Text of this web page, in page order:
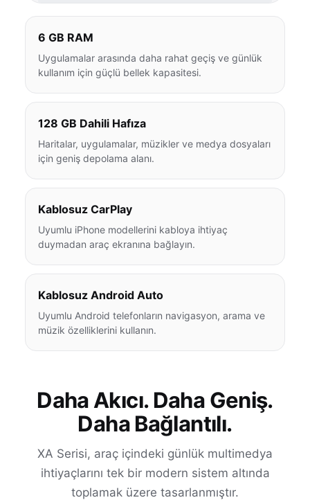
6 GB RAM
Uygulamalar arasında daha rahat geçiş ve günlük
kullanım için güçlü bellek kapasitesi.
128 GB Dahili Hafıza
Haritalar, uygulamalar, müzikler ve medya dosyaları
için geniş depolama alanı.
Kablosuz CarPlay
Uyumlu iPhone modellerini kabloya ihtiyaç
duymadan araç ekranına bağlayın.
Kablosuz Android Auto
Uyumlu Android telefonların navigasyon, arama ve
müzik özelliklerini kullanın.
Daha Akıcı. Daha Geniş.
Daha Bağlantılı.
XA Serisi, araç içindeki günlük multimedya
ihtiyaçlarını tek bir modern sistem altında
toplamak üzere tasarlanmıştır.